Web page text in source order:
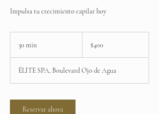
Impulsa tu crecimiento capilar hoy
30 min
m
i
mexicanos
$400
ÉLITE SPA, Boulevard Ojo de Agua
Reservar ahora